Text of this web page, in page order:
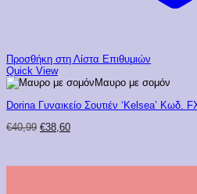
Προσθήκη στη Λίστα Επιθυμιών
Quick View
Μαυρο με σομόν
Dorina Γυναικείο Σουτιέν ‘Kelsea’ Κωδ.
€40,99 Original
€38,60Η